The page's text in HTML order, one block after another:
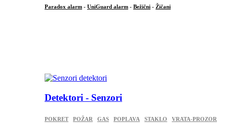
Paradox alarm - UniGuard alarm - Bežični - Žičani
Detektori - Senzori
POKRET POŽAR GAS POPLAVA STAKLO VRATA-PROZOR